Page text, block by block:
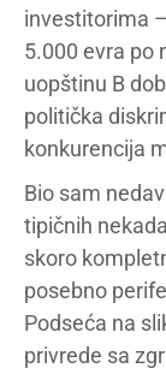
investitorima
5.000 evra po
uopštinu B
politička
konkurencija
Bio sam
tipičnih
skoro
posebno
Podseća na
privrede sa